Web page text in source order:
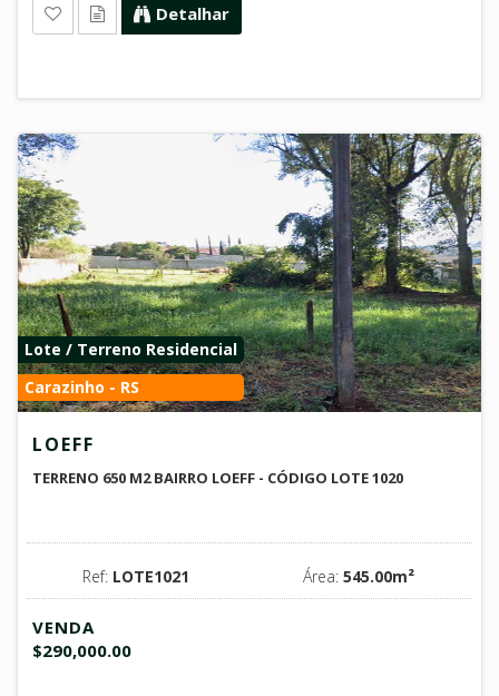
Detalhar
Lote / Terreno Residencial
Carazinho - RS
LOEFF
TERRENO 650 M2 BAIRRO LOEFF - CÓDIGO LOTE 1020
Ref: LOTE1021 Área: 545.00m²
VENDA
$290,000.00